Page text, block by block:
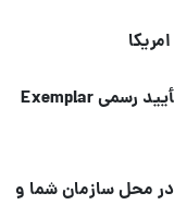
تأیید رسمی Exemplar
در محل سازمان شما و